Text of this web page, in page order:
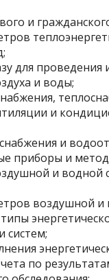
и
для проведения
и воды;
и
и
приборы и
и водной
воздушной
систем;
по